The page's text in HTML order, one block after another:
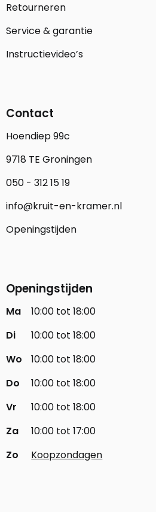
Retourneren
Service & garantie
Instructievideo’s
Contact
Hoendiep 99c
9718 TE Groningen
050 - 312 15 19
info@kruit-en-kramer.nl
Openingstijden
Openingstijden
Ma
10:00 tot 18:00
Di
10:00 tot 18:00
Wo
10:00 tot 18:00
Do
10:00 tot 18:00
Vr
10:00 tot 18:00
Za
10:00 tot 17:00
Zo
Koopzondagen